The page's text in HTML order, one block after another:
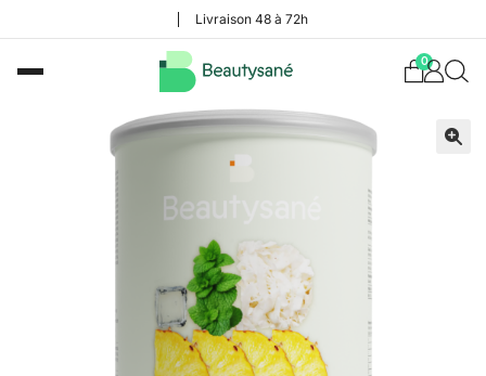
Livraison 48 à 72h
0